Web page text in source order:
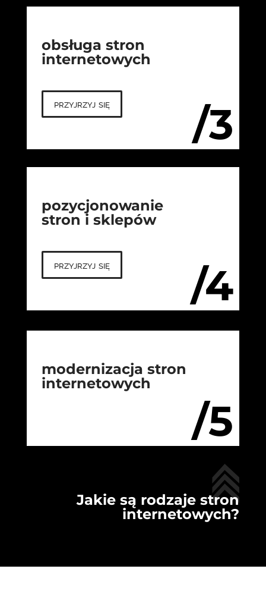
/3
obsługa stron
internetowych
przyjrzyj się
/4
pozycjonowanie
stron i sklepów
przyjrzyj się
/5
modernizacja stron
internetowych
Jakie są rodzaje stron
internetowych?